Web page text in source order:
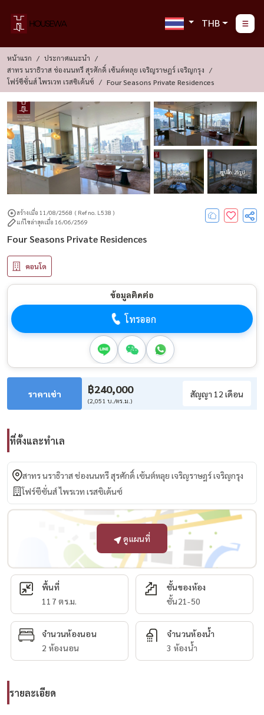
THB
หน้าแรก
ประกาศแนะนำ
สาทร นราธิวาส ช่องนนทรี สุรศักดิ์ เซ้นต์หลุย เจริญราษฎร์ เจริญกรุง
โฟร์ซีซั่นส์ ไพรเวท เรสซิเด้นซ์
Four Seasons Private Residences
ดูรูปอีก : 25 รูป
สร้างเมื่อ 11/08/2568 ( Ref no. L538 )
แก้ไขล่าสุดเมื่อ 16/06/2569
Four Seasons Private Residences
คอนโด
ข้อมูลติดต่อ
โทรออก
ราคาเช่า ฿240,000
(2,051 บ./ตร.ม.)
สัญญา 12 เดือน
ที่ตั้งและทำเล
สาทร นราธิวาส ช่องนนทรี สุรศักดิ์ เซ้นต์หลุย เจริญราษฎร์ เจริญกรุง
โฟร์ซีซั่นส์ ไพรเวท เรสซิเด้นซ์
ดูแผนที่
พื้นที่
117 ตร.ม.
ชั้นของห้อง
ชั้น21-50
จำนวนห้องนอน
2 ห้องนอน
จำนวนห้องน้ำ
3 ห้องน้ำ
รายละเอียด